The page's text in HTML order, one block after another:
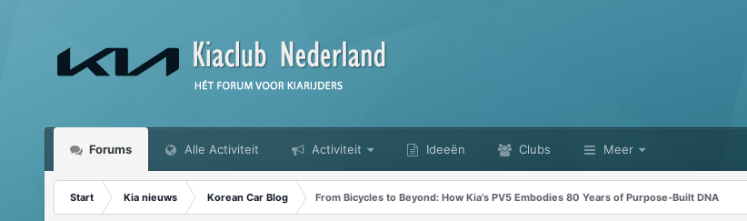
Forums Alle Activiteit Activiteit Ideeën Clubs Meer
Start Kia nieuws Korean Car Blog From Bicycles to Beyond: How Kia’s PV5 Embodies 80 Years of Purpose-Built DNA